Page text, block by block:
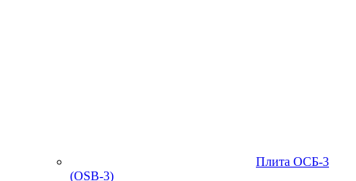
Плита ОСБ-3
(OSB-3)